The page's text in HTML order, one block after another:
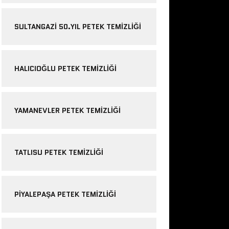
SULTANGAZI 50.YIL PETEK TEMIZLIĞI
HALICIOĞLU PETEK TEMIZLIĞI
YAMANEVLER PETEK TEMIZLIĞI
TATLISU PETEK TEMIZLIĞI
PIYALEPAŞA PETEK TEMIZLIĞI